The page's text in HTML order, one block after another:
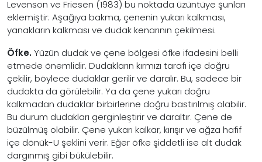
Levenson ve Friesen (1983) bu noktada üzüntüye şunları
eklemiştir: Aşağıya bakma, çenenin yukarı kalkması,
yanakların kalkması ve dudak kenarının çekilmesi.
Öfke.Yüzün dudak ve çene bölgesi öfke ifadesini belli
etmede önemlidir. Dudakların kırmızı tarafı içe doğru
çekilir, böylece dudaklar gerilir ve daralır. Bu, sadece bir
dudakta da görülebilir. Ya da çene yukarı doğru
kalkmadan dudaklar birbirlerine doğru bastırılmış olabilir.
Bu durum dudakları gerginleştirir ve daraltır. Çene de
büzülmüş olabilir. Çene yukarı kalkar, kırışır ve ağza hafif
içe dönük-U şeklini verir. Eğer öfke şiddetli ise alt dudak
dargınmış gibi bükülebilir.